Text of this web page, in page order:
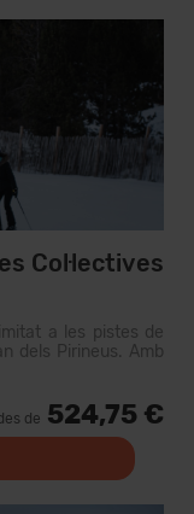
Col·lectives
a les pistes de
dels Pirineus. Amb
de 524,75 €